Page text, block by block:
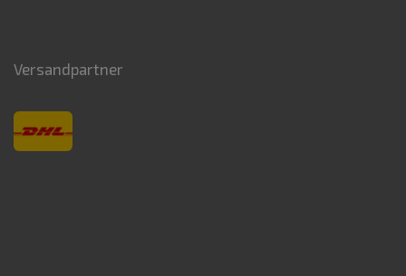
Versandpartner